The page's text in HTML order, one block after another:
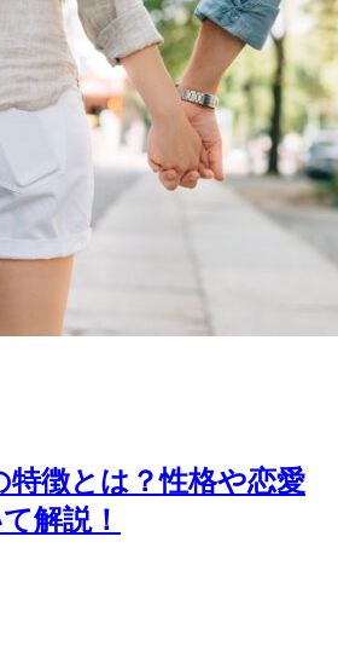
特徴とは？性格や恋愛
解説！